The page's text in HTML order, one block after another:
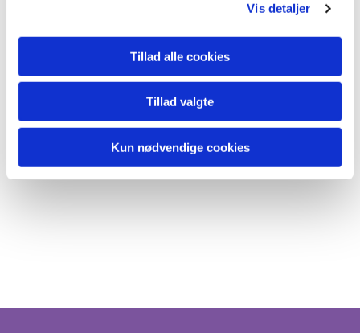
Vis detaljer
Tillad alle cookies
Tillad valgte
Kun nødvendige cookies